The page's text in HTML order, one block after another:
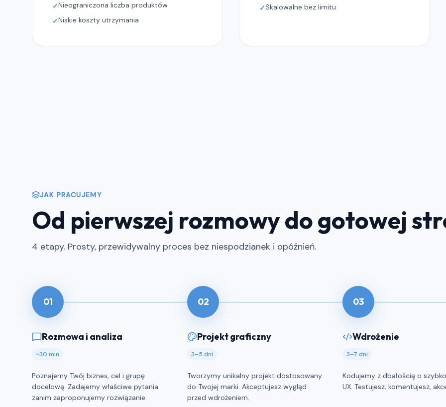
✓Nieograniczona liczba produktów
✓Niskie koszty utrzymania
✓Skalowalne bez limitu
JAK PRACUJEMY
Od pierwszej rozmowy do gotowej
4 etapy. Prosty, przewidywalny proces bez niespodzianek i opóźnień.
01
Rozmowa i analiza
~30 min
Poznajemy Twój biznes, cel i grupę
docelową. Zadajemy właściwe pytania
zanim zaproponujemy rozwiązanie.
02
Projekt graficzny
3–5 dni
Tworzymy unikalny projekt dostosowany
do Twojej marki. Akceptujesz wygląd
przed wdrożeniem.
03
Wdrożenie
3–7 dni
Kodujemy z dbałością o
UX. Testujesz, komentujesz,